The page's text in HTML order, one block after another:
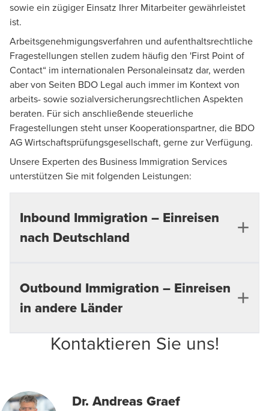
sowie ein zügiger Einsatz Ihrer Mitarbeiter gewährleistet
ist.
Arbeitsgenehmigungsverfahren und aufenthaltsrechtliche
Fragestellungen stellen zudem häufig den 'First Point of
Contact“ im internationalen Personaleinsatz dar, werden
aber von Seiten BDO Legal auch immer im Kontext von
arbeits- sowie sozialversicherungsrechtlichen Aspekten
beraten. Für sich anschließende steuerliche
Fragestellungen steht unser Kooperationspartner, die BDO
AG Wirtschaftsprüfungsgesellschaft, gerne zur Verfügung.
Unsere Experten des Business Immigration Services
unterstützen Sie mit folgenden Leistungen:
Inbound Immigration – Einreisen
nach Deutschland
Prüfung von Geschäftsreisen und internationalen
Personaleinsätzen (Entsendungen /
Gesichtspunkten
Nicht-EU-Bürgern
Outbound Immigration – Einreisen
in andere Länder
Verbindung zum internationalen BDO Netzwerk
Kontaktieren Sie uns!
Dr. Andreas Graef